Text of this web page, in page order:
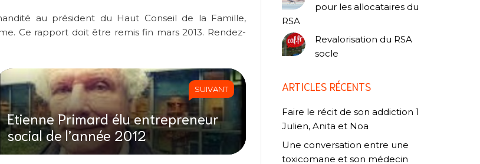
au président du Haut Conseil de la Famille,
Ce rapport doit être remis fin mars 2013. Rendez-
SUIVANT
Etienne Primard élu entrepreneur
social de l’année 2012
pour les allocataires du
RSA
Revalorisation du RSA
socle
ARTICLES RÉCENTS
Faire le récit de son addiction 1
Julien, Anita et Noa
Une conversation entre une
toxicomane et son médecin